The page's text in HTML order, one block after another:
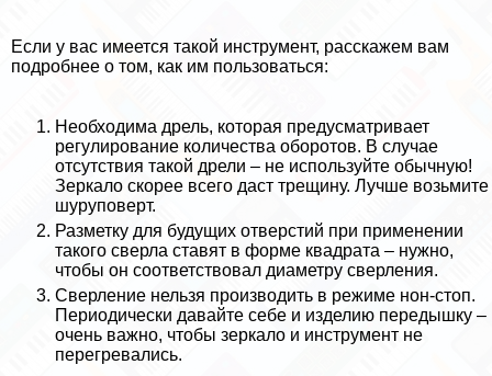
Если у вас имеется такой инструмент, расскажем вам
подробнее о том, как им пользоваться:
Необходима дрель, которая предусматривает
регулирование количества оборотов. В случае
отсутствия такой дрели – не используйте обычную!
Зеркало скорее всего даст трещину. Лучше возьмите
шуруповерт.
Разметку для будущих отверстий при применении
такого сверла ставят в форме квадрата – нужно,
чтобы он соответствовал диаметру сверления.
Сверление нельзя производить в режиме нон-стоп.
Периодически давайте себе и изделию передышку –
очень важно, чтобы зеркало и инструмент не
перегревались.